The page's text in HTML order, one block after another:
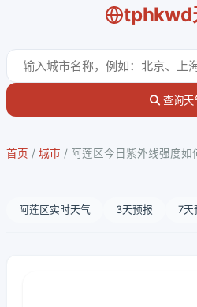
tphkwd
查询天
首页 / 城市 / 阿莲区今日紫外线强度如
阿莲区实时天气 3天预报 7天